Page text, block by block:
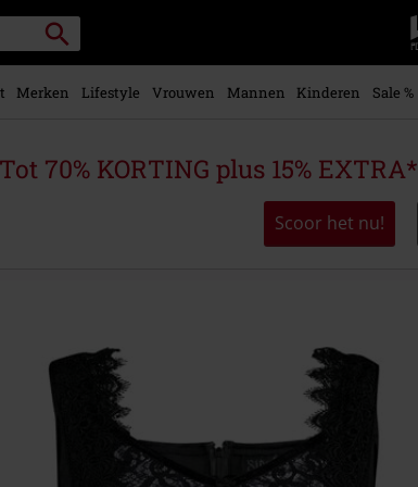
Packstation
zoeken
Merken Lifestyle Vrouwen Mannen Kinderen Sale %
Tot 70% KORTING plus 15% EXTRA*
Scoor het nu!